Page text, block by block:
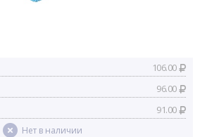
106.00
96.00
91.00
Нет в наличии